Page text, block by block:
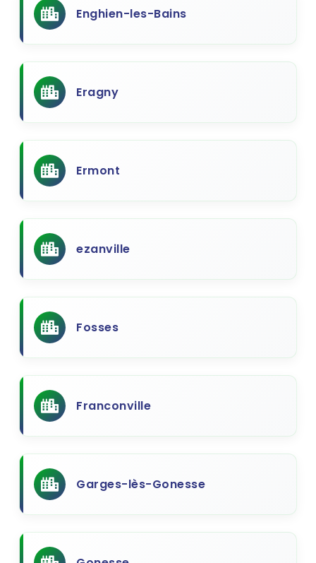
Enghien-les-Bains
Eragny
Ermont
ezanville
Fosses
Franconville
Garges-lès-Gonesse